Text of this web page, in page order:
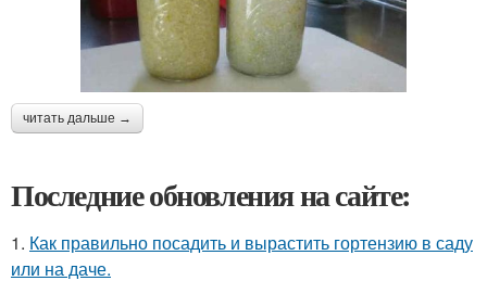
читать дальше →
Последние обновления на сайте:
1. Как правильно посадить и вырастить гортензию в саду
или на даче.